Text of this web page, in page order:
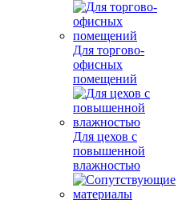
Для торгово-
офисных
помещений
Для цехов с
повышенной
влажностью